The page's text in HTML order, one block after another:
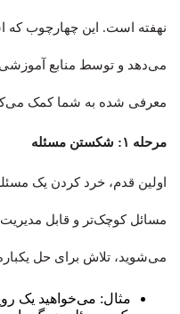
نهفته است. این چهارچوب که
می‌دهد و توسط منابع آموزشی
معرفی شده به شما کمک می‌کند
مرحله ۱: شکستن مسئله
اولین قدم، خرد کردن یک
مسائل کوچک‌تر و قابل
می‌شوید، تلاش برای حل
مثال: می‌خواهید یک